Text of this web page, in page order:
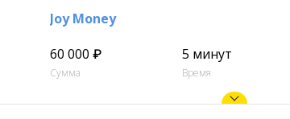
Joy Money
60 000 ₽
Сумма
5 минут
Время